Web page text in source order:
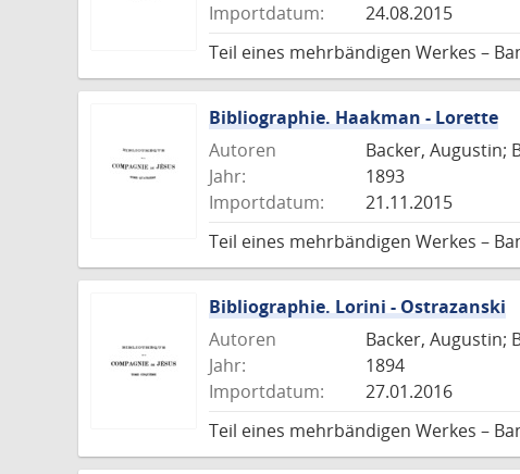
Importdatum:
24.08.2015
Teil eines mehrbändigen Werkes –
Bibliographie. Haakman - Lorette
Autoren
Backer, Augustin;
Jahr:
1893
Importdatum:
21.11.2015
Teil eines mehrbändigen Werkes –
Bibliographie. Lorini - Ostrazanski
Autoren
Backer, Augustin;
Jahr:
1894
Importdatum:
27.01.2016
Teil eines mehrbändigen Werkes –